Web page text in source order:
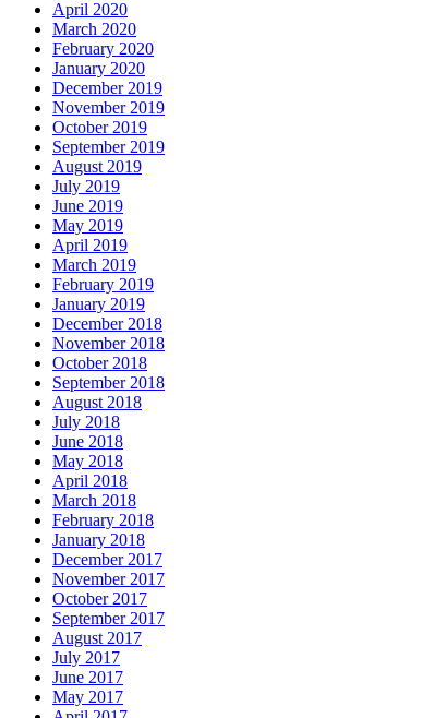
April 2020
March 2020
February 2020
January 2020
December 2019
November 2019
October 2019
September 2019
August 2019
July 2019
June 2019
May 2019
April 2019
March 2019
February 2019
January 2019
December 2018
November 2018
October 2018
September 2018
August 2018
July 2018
June 2018
May 2018
April 2018
March 2018
February 2018
January 2018
December 2017
November 2017
October 2017
September 2017
August 2017
July 2017
June 2017
May 2017